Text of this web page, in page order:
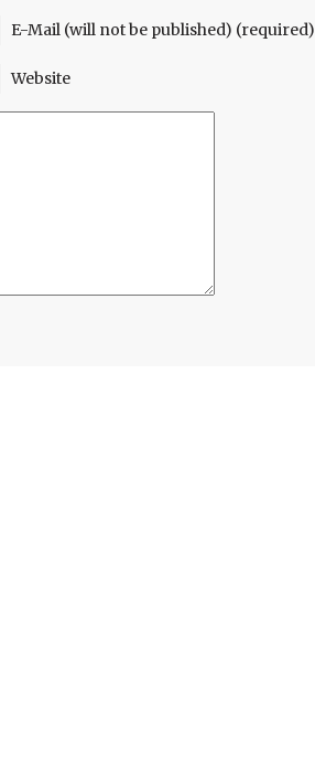
E-Mail (will not be published) (required)
Website